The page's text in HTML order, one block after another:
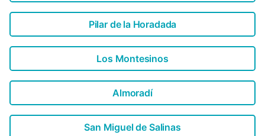
Pilar de la Horadada
Los Montesinos
Almoradí
San Miguel de Salinas